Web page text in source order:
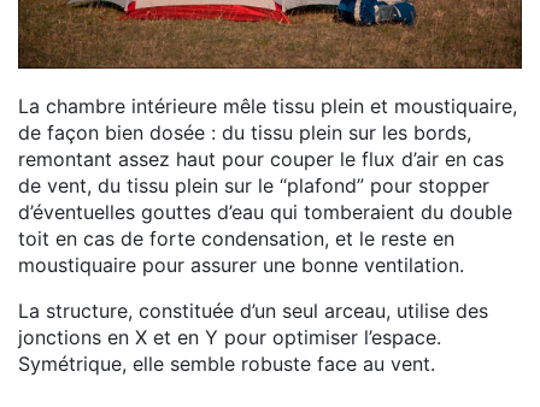
La chambre intérieure mêle tissu plein et moustiquaire,
de façon bien dosée : du tissu plein sur les bords,
remontant assez haut pour couper le flux d’air en cas
de vent, du tissu plein sur le “plafond” pour stopper
d’éventuelles gouttes d’eau qui tomberaient du double
toit en cas de forte condensation, et le reste en
moustiquaire pour assurer une bonne ventilation.
La structure, constituée d’un seul arceau, utilise des
jonctions en X et en Y pour optimiser l’espace.
Symétrique, elle semble robuste face au vent.